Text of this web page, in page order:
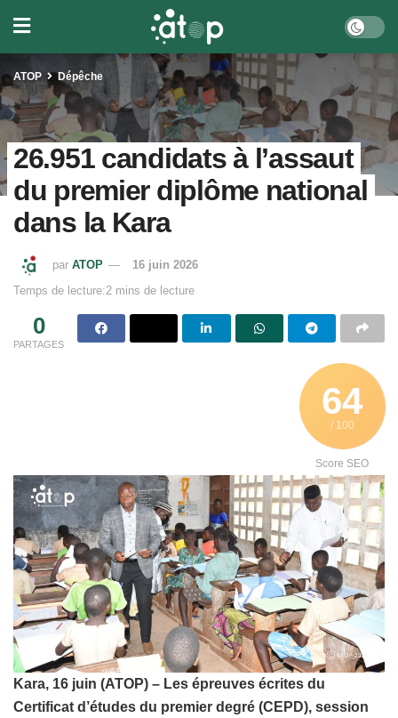
ATOP Dépêche
26.951 candidats à l’assaut
du premier diplôme national
dans la Kara
par ATOP
16 juin 2026
Temps de lecture:2 mins de lecture
0
PARTAGES
64
/ 100
Score SEO
Kara, 16 juin (ATOP) – Les épreuves écrites du
Certificat d’études du premier degré (CEPD), session